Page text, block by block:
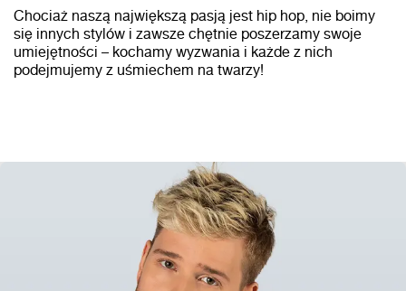
Chociaż naszą największą pasją jest hip hop, nie boimy
się innych stylów i zawsze chętnie poszerzamy swoje
umiejętności – kochamy wyzwania i każde z nich
podejmujemy z uśmiechem na twarzy!